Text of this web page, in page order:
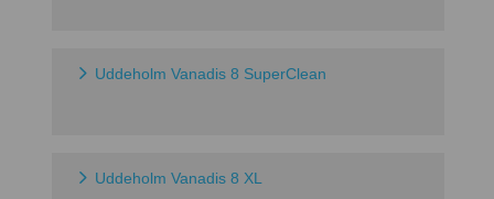
Uddeholm Vanadis 8 SuperClean
Uddeholm Vanadis 8 XL